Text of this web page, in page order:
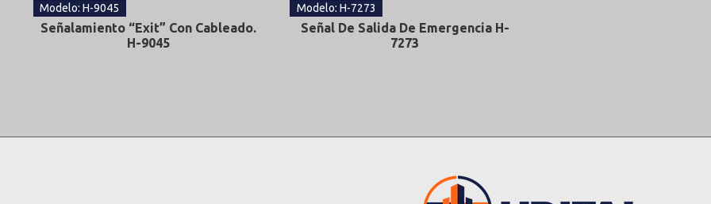
Modelo: H-9045
Señalamiento “Exit” Con Cableado.
H-9045
Modelo: H-7273
Señal De Salida De Emergencia H-
7273